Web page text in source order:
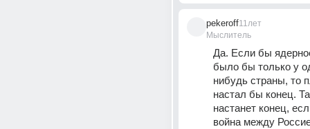
pekeroff
Мыслитель
11лет
Да. Если бы
было бы только у
нибудь страны, то
настал бы конец.
настанет конец,
война между